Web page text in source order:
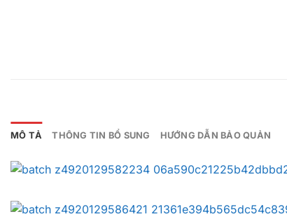
MÔ TẢ THÔNG TIN BỔ SUNG HƯỚNG DẪN BẢO QUẢN